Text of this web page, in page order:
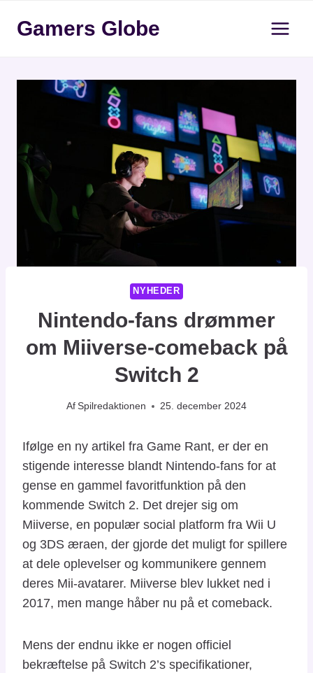
Gamers Globe
NYHEDER
Nintendo-fans drømmer
om Miiverse-comeback på
Switch 2
AfSpilredaktionen 25. december 2024
Ifølge en ny artikel fra Game Rant, er der en
stigende interesse blandt Nintendo-fans for at
gense en gammel favoritfunktion på den
kommende Switch 2. Det drejer sig om
Miiverse, en populær social platform fra Wii U
og 3DS æraen, der gjorde det muligt for spillere
at dele oplevelser og kommunikere gennem
deres Mii-avatarer. Miiverse blev lukket ned i
2017, men mange håber nu på et comeback.
Mens der endnu ikke er nogen officiel
bekræftelse på Switch 2’s specifikationer,